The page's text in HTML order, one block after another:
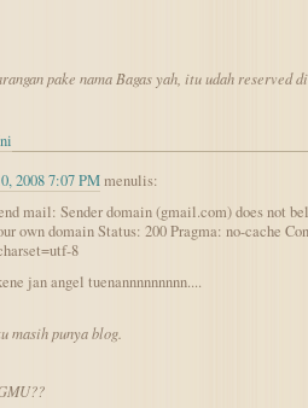
pake nama Bagas yah, itu udah reserved
2008 7:07 PMmenulis:
mail: Sender domain (gmail.com) does not
own domain Status: 200 Pragma: no-cache
8
jan angel tuenannnnnnnnn....
masih punya blog.